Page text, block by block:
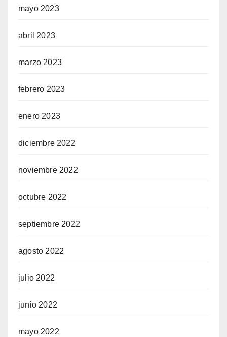
mayo 2023
abril 2023
marzo 2023
febrero 2023
enero 2023
diciembre 2022
noviembre 2022
octubre 2022
septiembre 2022
agosto 2022
julio 2022
junio 2022
mayo 2022